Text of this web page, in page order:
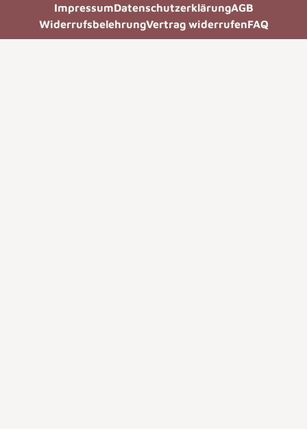
ImpressumDatenschutzerklärungAGB
WiderrufsbelehrungVertrag widerrufenFAQ